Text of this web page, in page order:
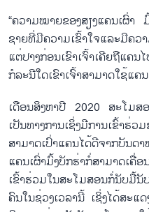
“ຄວາມໝາຍຂອງສຽງແຄນເຜົ່າ
ຊາຍທີ່ມີຄວາມເຂົ້າໃຈແລະມີຄວ
ແຕ່ປາງກ່ອນເຂົາເຈົ້າເຄີຍຖືແຄ
ກໍລະນີໃດເຂົາເຈົ້າສາມາດໃຊ້ແຄ
ເດືອນສິງຫາປີ 2020 ສະໂມສ
ເປັນທາງການເຊິ່ງມີການເຂົ້າຮ່
ສາມາດເປົ່າແຄນໄດ້ດີຈາກບັ
ແຄນເຜົ່າມົ້ງບັກຮ່າກໍ່ສາມາດເຄື່
ເຂົ້າຮ່ວມໃນສະໂມສອນກໍ່ນັບມື້
ຄົນໃນຊ່ວງເວລານີ້ ເຊິ່ງໄດ້ສະ